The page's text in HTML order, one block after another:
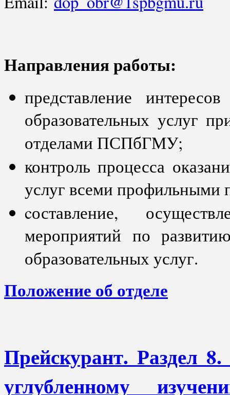
Направления работы:
представление
образовательных услуг
отделами ПСПбГМУ;
контроль процесса
услуг всеми
cоставление,
мероприятий по
образовательных услуг.
Положение об отделе
Прейскурант. Раздел
углубленному